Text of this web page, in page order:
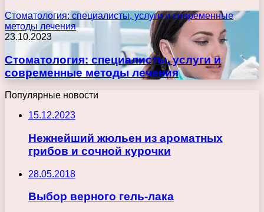
Стоматология: специалисты, услуги и современные
методы лечения
23.10.2023
Стоматология: специалисты, услуги и
современные методы лечения
Популярные новости
15.12.2023
Нежнейший жюльен из ароматных
грибов и сочной курочки
28.05.2018
Выбор верного гель-лака